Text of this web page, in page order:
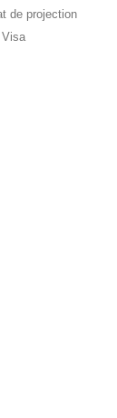
de projection
Visa